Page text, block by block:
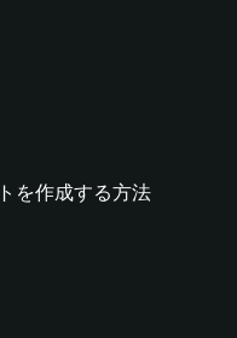
を作成する方法